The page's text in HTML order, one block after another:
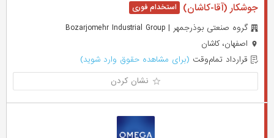
جوشکار (آقا-کاشان)
گروه صنعتی بوذرجمهر | Bozarjomehr Industrial Group
اصفهان، کاشان
قرارداد تمام‌وقت (برای مشاهده حقوق وارد شوید)
نشان کردن